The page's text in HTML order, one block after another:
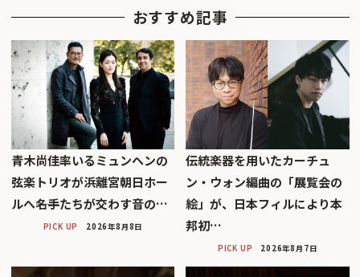
おすすめ記事
青木尚佳率いるミュンヘンの
弦楽トリオが浜離宮朝日ホー
ルへ――名手たちが交わす音の…
PICK UP 2026年8月8日
伝統楽器を用いたカーチュ
ン・ウォン編曲の「展覧会の
絵」が、日本フィルにより本
邦初…
PICK UP 2026年8月7日